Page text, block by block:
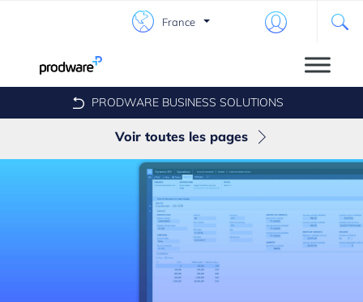
France
PRODWARE BUSINESS SOLUTIONS
Voir toutes les pages
Membership
Wholesale & Distribution
Discrete Manufacturing
Payment Collection